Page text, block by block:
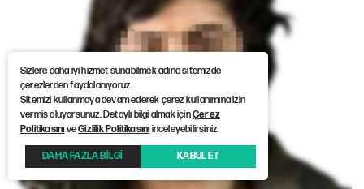
Sizlere daha iyi hizmet sunabilmek adına sitemizde
çerezlerden faydalanıyoruz.
Sitemizi kullanmaya devam ederek çerez kullanımına izin
vermiş oluyorsunuz. Detaylı bilgi almak içinÇerez
PolitikasınıveGizlilik Politikasınıinceleyebilirsiniz
DAHA FAZLA BİLGİ KABUL ET